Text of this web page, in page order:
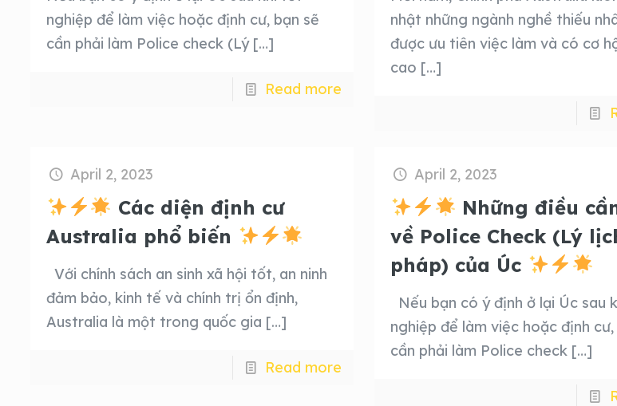
nghiệp để làm việc hoặc định cư, bạn sẽ
cần phải làm Police check (Lý[…]
Read more
nhật những ngành nghề thiếu
được ưu tiên việc làm và có cơ
cao […]
April 2, 2023
Các diện định cư
Australia phổ biến
Với chính sách an sinh xã hội tốt, an ninh
đảm bảo, kinh tế và chính trị ổn định,
Australia là một trong quốc gia […]
Read more
April 2, 2023
Những điều
về Police Check (Lý
pháp) của Úc
Nếu bạn có ý định ở lại Úc sau
nghiệp để làm việc hoặc định cư,
cần phải làm Police check […]